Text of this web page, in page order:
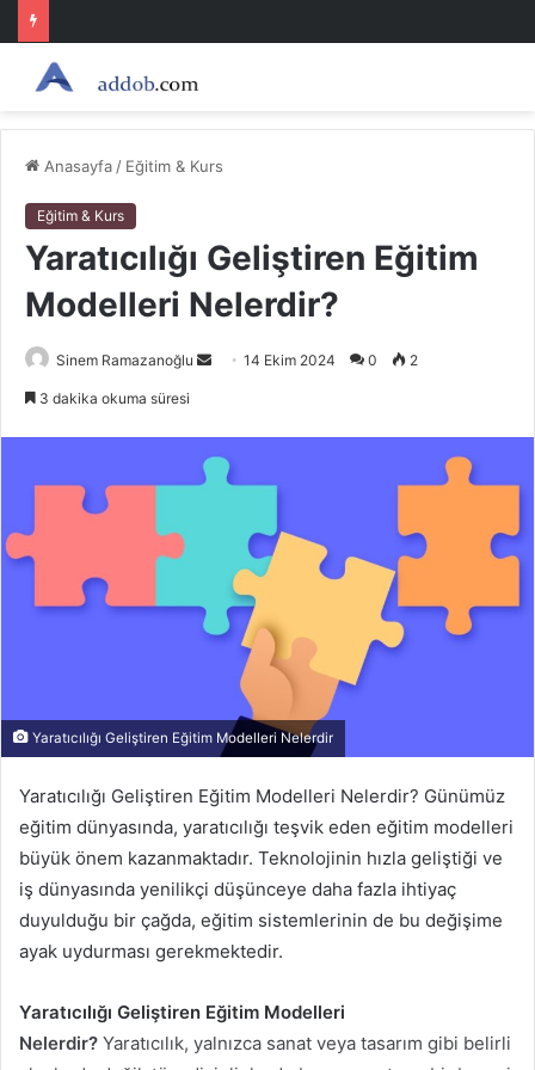
Anasayfa / Eğitim & Kurs
Eğitim & Kurs
Yaratıcılığı Geliştiren Eğitim
Modelleri Nelerdir?
Sinem Ramazanoğlu
Bir
14 Ekim 2024 0 2
3 dakika okuma süresi
Yaratıcılığı Geliştiren Eğitim Modelleri Nelerdir
Yaratıcılığı Geliştiren Eğitim Modelleri Nelerdir? Günümüz
eğitim dünyasında, yaratıcılığı teşvik eden eğitim modelleri
büyük önem kazanmaktadır. Teknolojinin hızla geliştiği ve
iş dünyasında yenilikçi düşünceye daha fazla ihtiyaç
duyulduğu bir çağda, eğitim sistemlerinin de bu değişime
ayak uydurması gerekmektedir.
Yaratıcılığı Geliştiren Eğitim Modelleri
Nelerdir? Yaratıcılık, yalnızca sanat veya tasarım gibi belirli